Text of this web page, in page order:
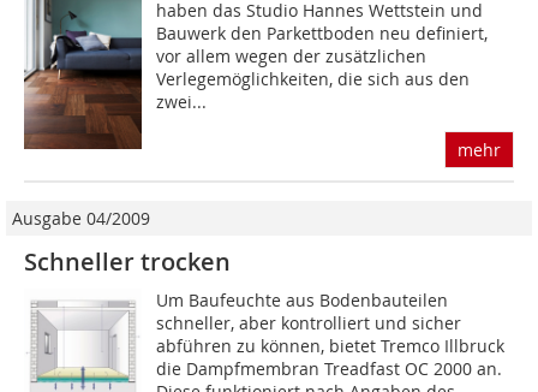
haben das Studio Hannes Wettstein und
Bauwerk den Parkettboden neu definiert,
vor allem wegen der zusätzlichen
Verlegemöglichkeiten, die sich aus den
zwei...
mehr
Ausgabe 04/2009
Schneller trocken
Um Baufeuchte aus Bodenbauteilen
schneller, aber kontrolliert und sicher
abführen zu können, bietet Tremco Illbruck
die Dampfmembran Treadfast OC 2000 an.